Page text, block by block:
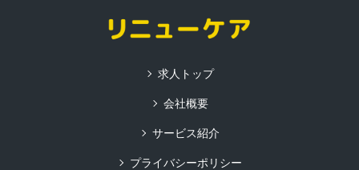
求人トップ
会社概要
サービス紹介
プライバシーポリシー